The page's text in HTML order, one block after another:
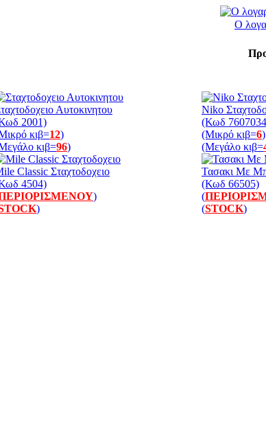
Ο
Αυτοκινητου
2001)
κιβ=12)
κιβ=96)
Niko
(Κωδ
(Μικρό κιβ=6)
(Μεγάλο κιβ=
Classic Σταχτοδοχειο
4504)
)
)
Τασακι Με
(Κωδ 66505)
(
(STOCK)